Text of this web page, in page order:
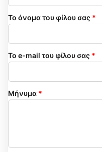
Το όνομα του φίλου σας *
Το e-mail του φίλου σας *
Μήνυμα *